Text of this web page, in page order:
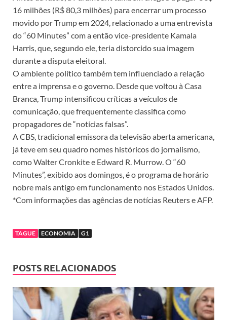
16 milhões (R$ 80,3 milhões) para encerrar um processo
movido por Trump em 2024, relacionado a uma entrevista
do “60 Minutes” com a então vice-presidente Kamala
Harris, que, segundo ele, teria distorcido sua imagem
durante a disputa eleitoral.
O ambiente político também tem influenciado a relação
entre a imprensa e o governo. Desde que voltou à Casa
Branca, Trump intensificou críticas a veículos de
comunicação, que frequentemente classifica como
propagadores de “notícias falsas”.
A CBS, tradicional emissora da televisão aberta americana,
já teve em seu quadro nomes históricos do jornalismo,
como Walter Cronkite e Edward R. Murrow. O “60
Minutes”, exibido aos domingos, é o programa de horário
nobre mais antigo em funcionamento nos Estados Unidos.
*Com informações das agências de notícias Reuters e AFP.
TAGUE ECONOMIA G1
POSTS RELACIONADOS